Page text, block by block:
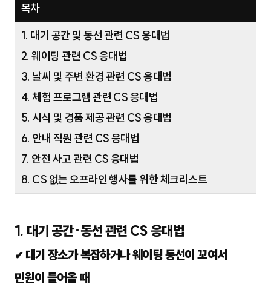
목차
1. 대기 공간 및 동선 관련 CS 응대법
2. 웨이팅 관련 CS 응대법
3. 날씨 및 주변 환경 관련 CS 응대법
4. 체험 프로그램 관련 CS 응대법
5. 시식 및 경품 제공 관련 CS 응대법
6. 안내 직원 관련 CS 응대법
7. 안전 사고 관련 CS 응대법
8. CS 없는 오프라인 행사를 위한 체크리스트
1. 대기 공간·동선 관련 CS 응대법
✔ 대기 장소가 복잡하거나 웨이팅 동선이 꼬여서
민원이 들어올 때